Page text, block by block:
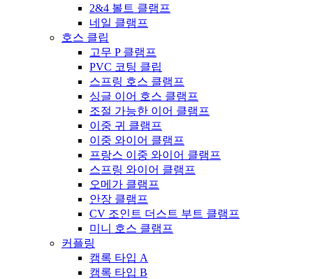
2&4 볼트 클램프
네일 클램프
호스 클립
고무 P 클램프
PVC 코팅 클립
스프링 호스 클램프
싱글 이어 호스 클램프
조절 가능한 이어 클램프
이중 귀 클램프
이중 와이어 클램프
프랑스 이중 와이어 클램프
스프링 와이어 클램프
오메가 클램프
안장 클램프
CV 조인트 더스트 부트 클램프
미니 호스 클램프
커플링
캠록 타입 A
캠록 타입 B